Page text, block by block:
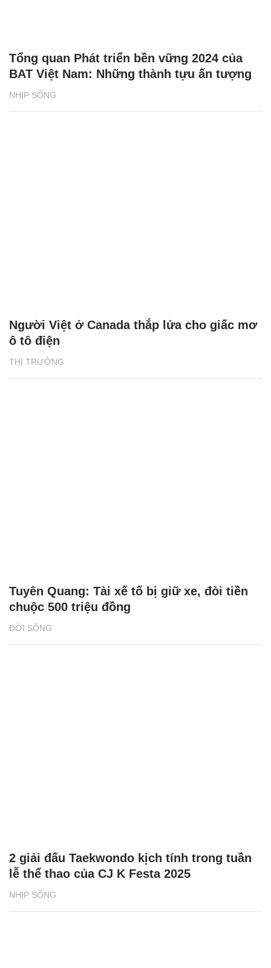
NHỊP SỐNG
Tổng quan Phát triển bền vững 2024 của
BAT Việt Nam: Những thành tựu ấn tượng
THỊ TRƯỜNG
Người Việt ở Canada thắp lửa cho giấc mơ
ô tô điện
ĐỜI SỐNG
Tuyên Quang: Tài xế tố bị giữ xe, đòi tiền
chuộc 500 triệu đồng
NHỊP SỐNG
2 giải đấu Taekwondo kịch tính trong tuần
lễ thể thao của CJ K Festa 2025